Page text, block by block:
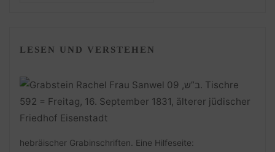
LESEN UND VERSTEHEN
hebräischer Grabinschriften. Eine Hilfeseite: